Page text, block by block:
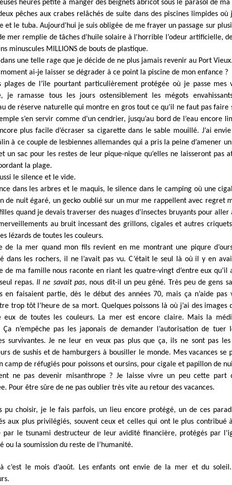
heures petite à manger des beignets abricot sous le parasol de
pêches aux crabes relâchés de suite dans des piscines limpides où
et le tuba. Aujourd’hui je suis obligée de me frayer un passage sur
mer remplie de tâches d’huile solaire à l'horrible l’odeur artificielle,
minuscules MILLIONS de bouts de plastique.
dans une telle rage que je décide de ne plus jamais revenir au Port Vieux.
ai-je laisser se dégrader à ce point la piscine de mon enfance ?
plages de l’île pourtant particulièrement protégée où je passe mes
je ramasse tous les jours ostensiblement les mégots
de réserve naturelle qui montre en gros tout ce qu’il ne faut pas faire
s’en servir comme d’un cendrier, jusqu’au bord de l’eau encore
plus facile d’écraser sa cigarette dans le sable mouillé. J’ai
à ce couple de lesbiennes allemandes qui a pris la peine d’amener
un sac pour les restes de leur pique-nique qu’elles ne laisseront pas
la plage.
le silence et le vide.
dans les arbres et le maquis, le silence dans le camping où une
de nuit égaré, un gecko oublié sur un mur me rappellent avec regret
quand je devais traverser des nuages d’insectes bruyants pour aller
au bruit incessant des grillons, cigales et autres
lézards de toutes les couleurs.
de la mer quand mon fils revient en me montrant une piqure
dans les rochers, il ne l’avait pas vu. C’était le seul là où il y en
de ma famille nous raconte en riant les quatre-vingt d’entre eux qu’il
repas. Il ne savait pas, nous dit-il un peu gêné. Très peu de gens
en faisaient partie, dès le début des années 70, mais ça n’aide pas
trop tôt l’heure de sa mort. Quelques poissons là où j’ai des images
eux de toutes les couleurs. La mer est encore claire. Mais la
Ça n’empêche pas les japonais de demander l’autorisation de tuer
survivantes. Je ne leur en veux pas plus que ça, ils ne sont pas les
de sushis et de hamburgers à bousiller le monde. Mes vacances se
camp de réfugiés pour poissons et oursins, pour cigale et papillon de
ne pas devenir misanthrope ? Je laisse vivre un peu cette part
Pour être sûre de ne pas oublier très vite au retour des vacances.
pu choisir, je le fais parfois, un lieu encore protégé, un de ces
aux plus privilégiés, souvent ceux et celles qui ont le plus contribué
par le tsunami destructeur de leur avidité financière, protégés par
ou la soumission du reste de l’humanité.
c’est le mois d’août. Les enfants ont envie de la mer et du soleil.